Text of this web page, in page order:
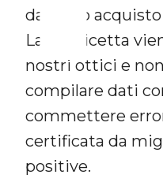
da inizio
La tua ricetta
nostri ottici e
compilare dati
commettere
certificata da
positive.